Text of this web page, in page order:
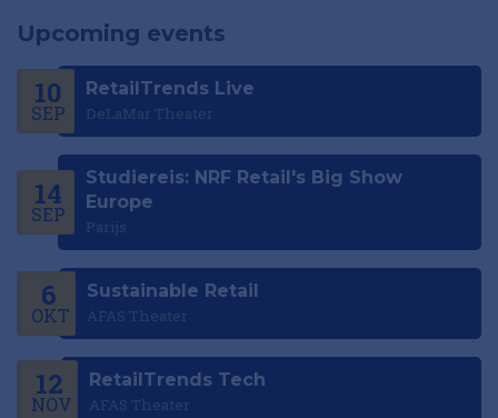
Upcoming events
10
SEP
RetailTrends Live
DeLaMar Theater
14
SEP
Studiereis: NRF Retail's Big Show
Europe
Parijs
6
OKT
Sustainable Retail
AFAS Theater
12
NOV
RetailTrends Tech
AFAS Theater